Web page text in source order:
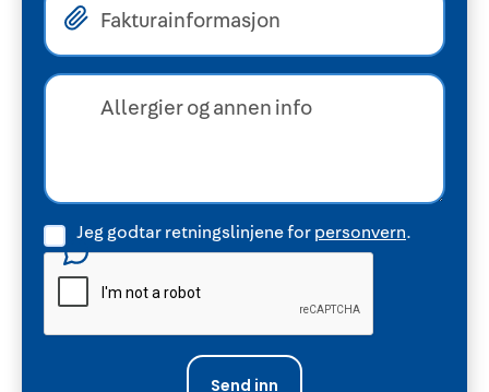
Jeg godtar retningslinjene for personvern.